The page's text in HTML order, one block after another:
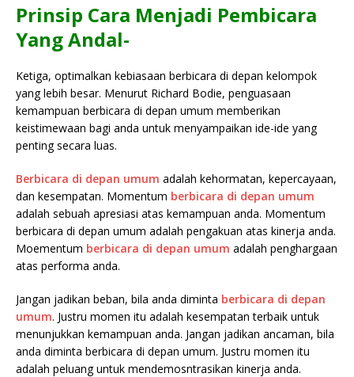
Prinsip Cara Menjadi Pembicara
Yang Andal-
Ketiga, optimalkan kebiasaan berbicara di depan kelompok
yang lebih besar. Menurut Richard Bodie, penguasaan
kemampuan berbicara di depan umum memberikan
keistimewaan bagi anda untuk menyampaikan ide-ide yang
penting secara luas.
Berbicara di depan umum adalah kehormatan, kepercayaan,
dan kesempatan. Momentum berbicara di depan umum
adalah sebuah apresiasi atas kemampuan anda. Momentum
berbicara di depan umum adalah pengakuan atas kinerja anda.
Moementum berbicara di depan umum adalah penghargaan
atas performa anda.
Jangan jadikan beban, bila anda diminta berbicara di depan
umum. Justru momen itu adalah kesempatan terbaik untuk
menunjukkan kemampuan anda. Jangan jadikan ancaman, bila
anda diminta berbicara di depan umum. Justru momen itu
adalah peluang untuk mendemosntrasikan kinerja anda.